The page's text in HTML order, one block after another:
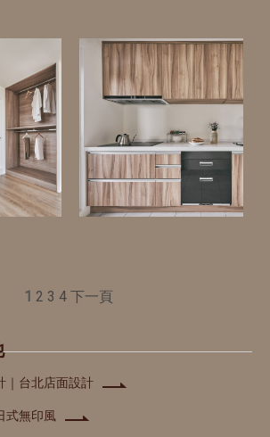
1 2 3 4 下一頁
｜台北店面設計
式無印風